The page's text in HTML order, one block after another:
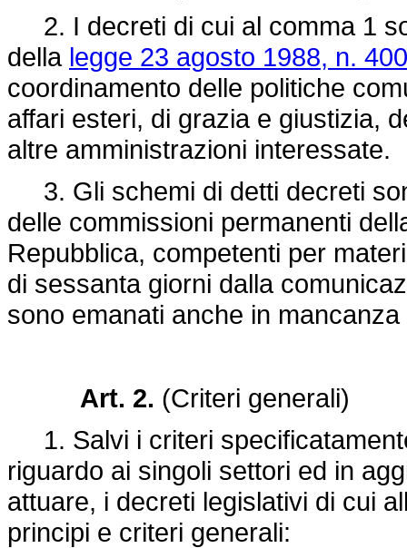
2. I decreti di cui al comma 1
della legge 23 agosto 1988, n. 400
coordinamento delle politiche
affari esteri, di grazia e giustizia,
altre amministrazioni interessate.
3. Gli schemi di detti decreti
delle commissioni permanenti
Repubblica, competenti per
di sessanta giorni dalla
sono emanati anche in
Art. 2. (Criteri generali)
1. Salvi i criteri
riguardo ai singoli settori ed in
attuare, i decreti legislativi di cui
principi e criteri generali: